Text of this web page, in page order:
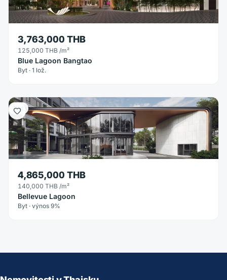
3,763,000 THB
125,000 THB /m²
Blue Lagoon Bangtao
Byt · 1 lož.
Byt
4,865,000 THB
140,000 THB /m²
Bellevue Lagoon
Byt · výnos 9%